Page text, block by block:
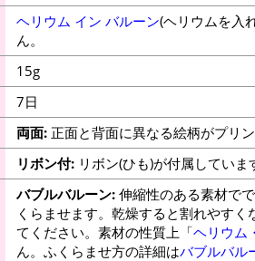
ヘリウム イン バルーン(ヘリウムを入
ん。
15g
7日
両面:正面と背面に異なる絵柄がプリン
リボン付:リボン(ひも)が付属していま
バブルバルーン:伸縮性のある素材で
くらませます。乾燥すると割れやす
てください。素材の性質上「ヘリウム
ん。ふくらませ方の詳細はバブルバル